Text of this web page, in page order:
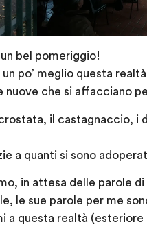
bel pomeriggio!
po’ meglio questa
nuove che si affacciano
il castagnaccio,
a quanti si sono
in attesa delle parole
le sue parole per me
a questa realtà